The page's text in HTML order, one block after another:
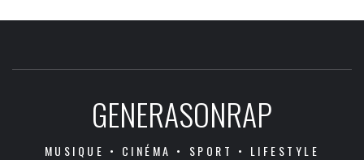
GENERASONRAP
MUSIQUE • CINÉMA • SPORT • LIFESTYLE